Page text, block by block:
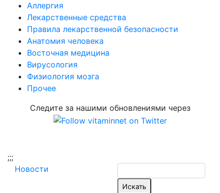
Аллергия
Лекарственные средства
Правила лекарственной безопасности
Aнатомия человека
Восточная медицина
Вирусология
Физиология мозга
Прочее
Следите за нашими обновлениями через
;;;
Новости